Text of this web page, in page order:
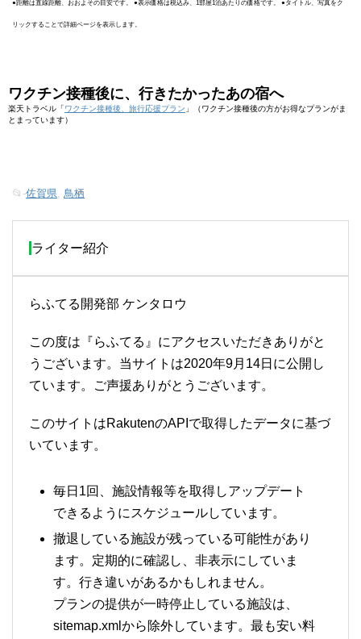
●距離は直線距離、おおよその目安です。 ●表示価格は税込み、1部屋1泊あたりの価格です。 ●タイトル、写真をク
リックすることで詳細ページを表示します。
ワクチン接種後に、行きたかったあの宿へ
楽天トラベル「ワクチン接種後、旅行応援プラン 」（ワクチン接種後の方がお得なプランがま
とまっています）
📂-佐賀県 鳥栖
ライター紹介
らふてる開発部 ケンタロウ
この度は『らふてる』にアクセスいただきありがと
うございます。当サイトは2020年9月14日に公開し
ています。ご声援ありがとうございます。
このサイトはRakutenのAPIで取得したデータに基づ
いています。
毎日1回、施設情報等を取得しアップデート
できるようにスケジュールしています。
撤退している施設が残っている可能性があり
ます。定期的に確認し、非表示にしていま
す。行き違いがあるかもしれません。
プランの提供が一時停止している施設は、
sitemap.xmlから除外しています。最も安い料